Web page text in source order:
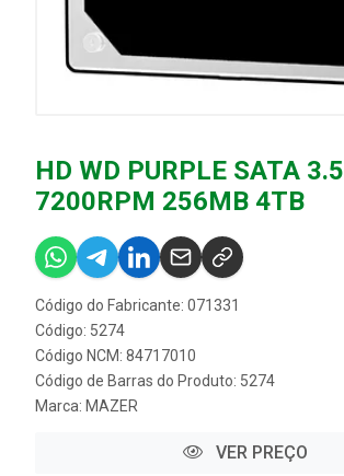
HD WD PURPLE SATA 3.5
7200RPM 256MB 4TB
Código do Fabricante: 071331
Código: 5274
Código NCM: 84717010
Código de Barras do Produto: 5274
Marca: MAZER
VER PREÇO